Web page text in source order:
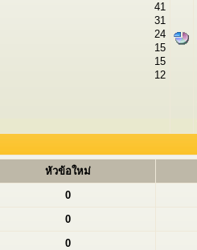
41
31
24
15
15
12
หัวข้อใหม่
0
0
0